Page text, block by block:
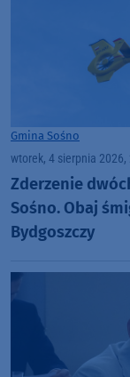
Gmina Sośno
wtorek, 4 sierpnia 2026,
Zderzenie
Sośno. Obaj
Bydgoszczy